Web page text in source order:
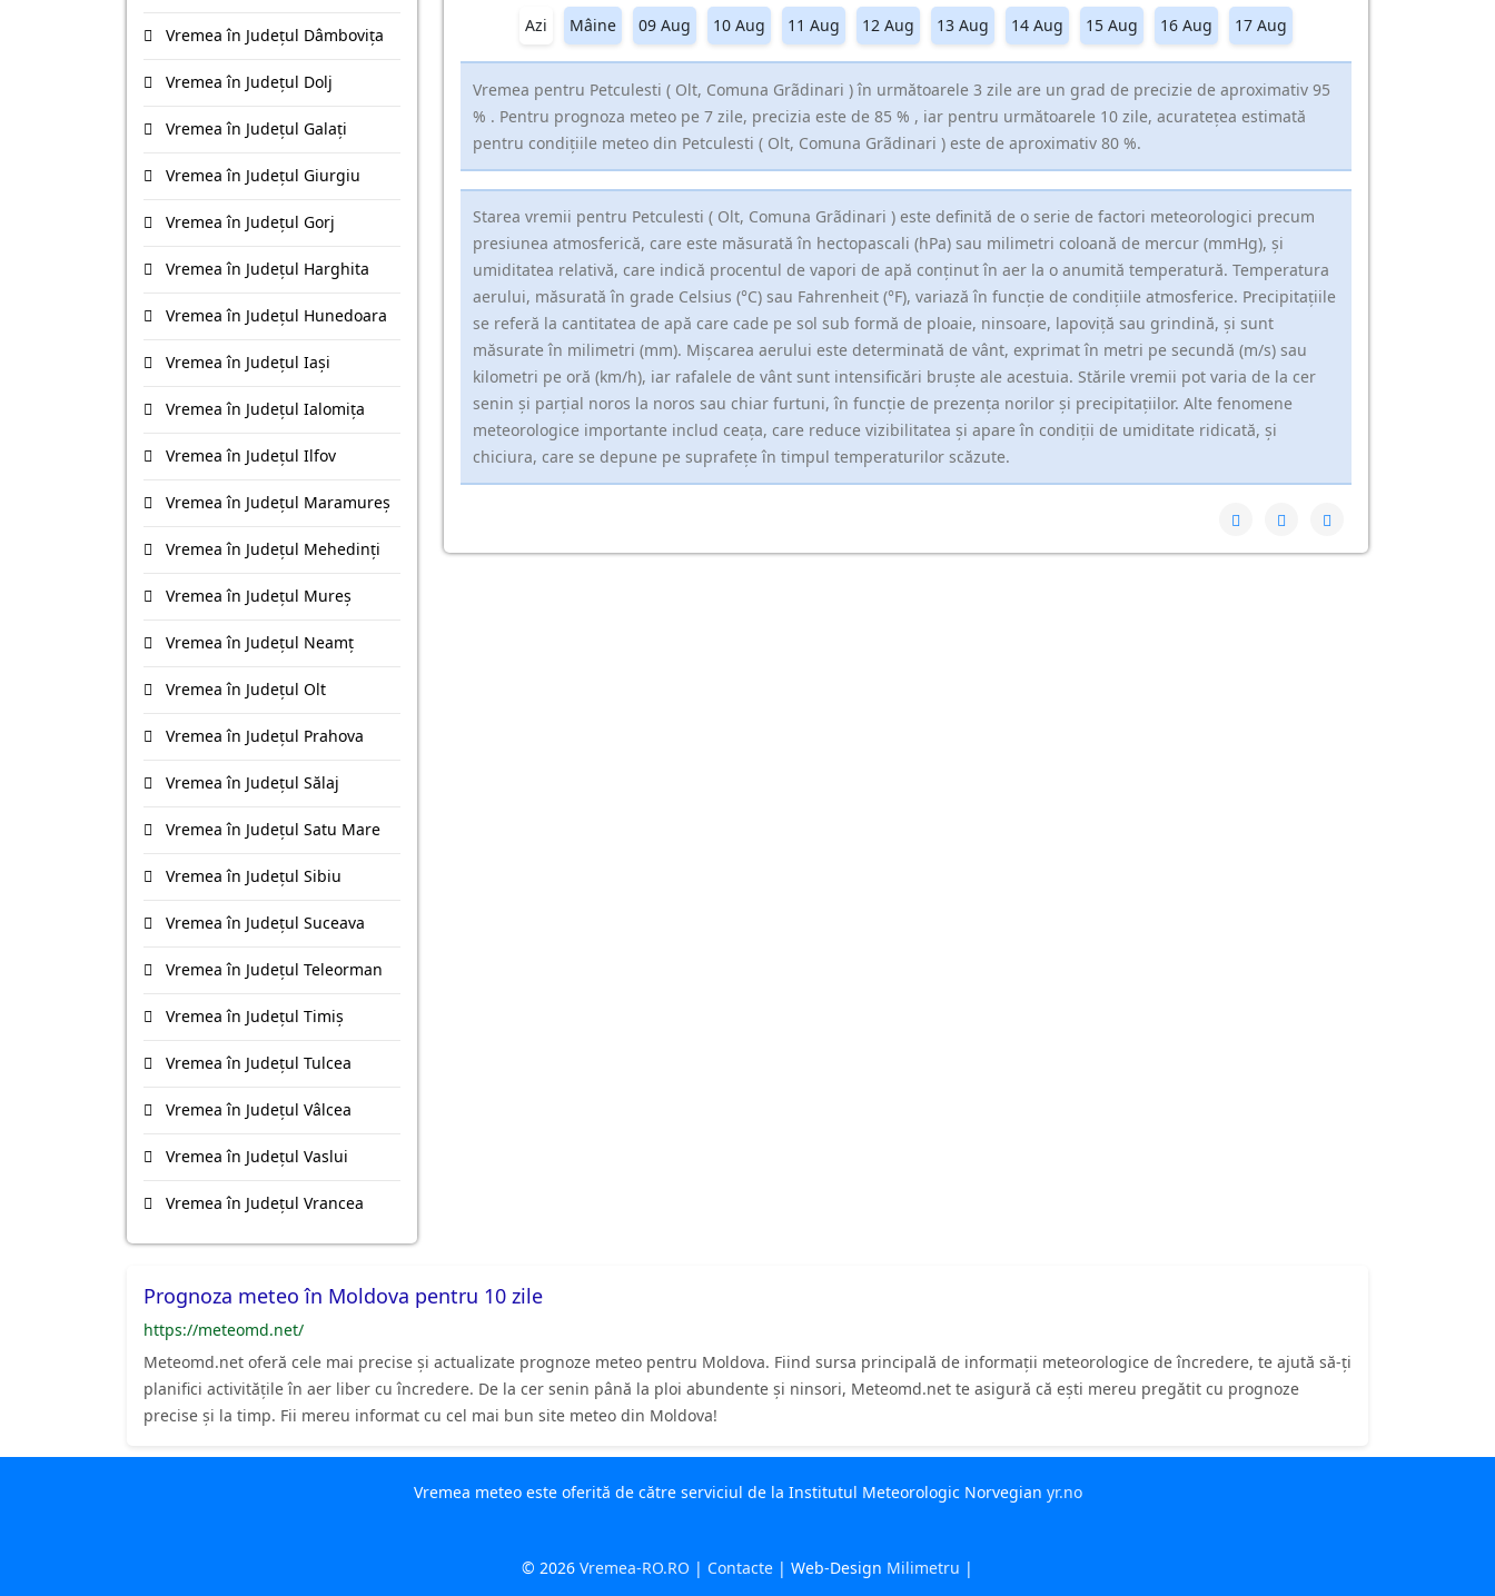
Vremea în Județul Dâmboviţa
Vremea în Județul Dolj
Vremea în Județul Galaţi
Vremea în Județul Giurgiu
Vremea în Județul Gorj
Vremea în Județul Harghita
Vremea în Județul Hunedoara
Vremea în Județul Iaşi
Vremea în Județul Ialomiţa
Vremea în Județul Ilfov
Vremea în Județul Maramureş
Vremea în Județul Mehedinţi
Vremea în Județul Mureş
Vremea în Județul Neamţ
Vremea în Județul Olt
Vremea în Județul Prahova
Vremea în Județul Sălaj
Vremea în Județul Satu Mare
Vremea în Județul Sibiu
Vremea în Județul Suceava
Vremea în Județul Teleorman
Vremea în Județul Timiş
Vremea în Județul Tulcea
Vremea în Județul Vâlcea
Vremea în Județul Vaslui
Vremea în Județul Vrancea
Azi Mâine 09 Aug 10 Aug 11 Aug 12 Aug 13 Aug 14 Aug 15 Aug 16 Aug 17 Aug
Vremea pentru Petculesti ( Olt, Comuna Grãdinari ) în următoarele 3 zile are un grad de precizie de aproximativ 95
% . Pentru prognoza meteo pe 7 zile, precizia este de 85 % , iar pentru următoarele 10 zile, acuratețea estimată
pentru condițiile meteo din Petculesti ( Olt, Comuna Grãdinari ) este de aproximativ 80 %.
Starea vremii pentru Petculesti ( Olt, Comuna Grãdinari ) este definită de o serie de factori meteorologici precum
presiunea atmosferică, care este măsurată în hectopascali (hPa) sau milimetri coloană de mercur (mmHg), și
umiditatea relativă, care indică procentul de vapori de apă conținut în aer la o anumită temperatură. Temperatura
aerului, măsurată în grade Celsius (°C) sau Fahrenheit (°F), variază în funcție de condițiile atmosferice. Precipitațiile
se referă la cantitatea de apă care cade pe sol sub formă de ploaie, ninsoare, lapoviță sau grindină, și sunt
măsurate în milimetri (mm). Mișcarea aerului este determinată de vânt, exprimat în metri pe secundă (m/s) sau
kilometri pe oră (km/h), iar rafalele de vânt sunt intensificări bruște ale acestuia. Stările vremii pot varia de la cer
senin și parțial noros la noros sau chiar furtuni, în funcție de prezența norilor și precipitațiilor. Alte fenomene
meteorologice importante includ ceața, care reduce vizibilitatea și apare în condiții de umiditate ridicată, și
chiciura, care se depune pe suprafețe în timpul temperaturilor scăzute.
Prognoza meteo în Moldova pentru 10 zile
https://meteomd.net/
Meteomd.net oferă cele mai precise și actualizate prognoze meteo pentru Moldova. Fiind sursa principală de informații meteorologice de încredere, te ajută să-ți
planifici activitățile în aer liber cu încredere. De la cer senin până la ploi abundente și ninsori, Meteomd.net te asigură că ești mereu pregătit cu prognoze
precise și la timp. Fii mereu informat cu cel mai bun site meteo din Moldova!
Vremea meteo este oferită de către serviciul de la Institutul Meteorologic Norvegian yr.no
© 2026 Vremea-RO.RO | Contacte | Web-Design Milimetru |